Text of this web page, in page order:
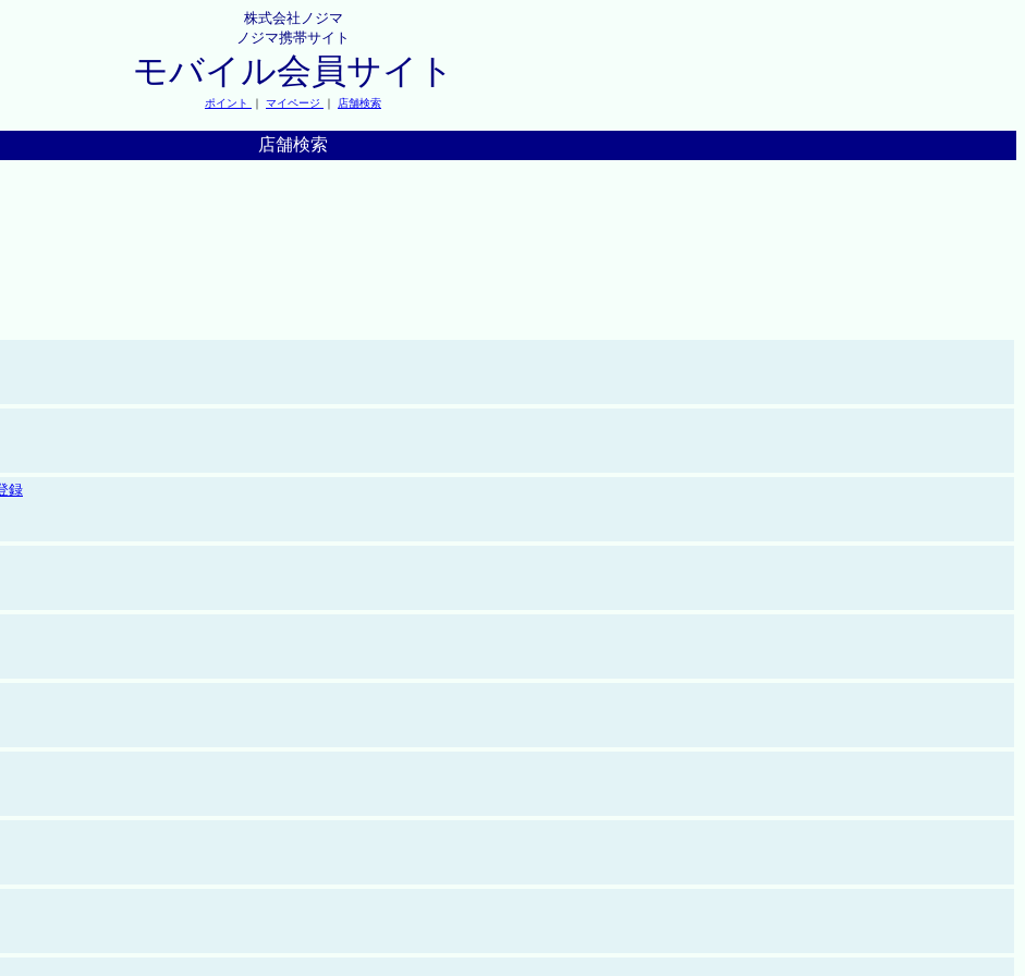
株式会社ノジマ
ノジマ携帯サイト
モバイル会員サイト
ポイント ｜ マイページ ｜ 店舗検索
店舗検索
録